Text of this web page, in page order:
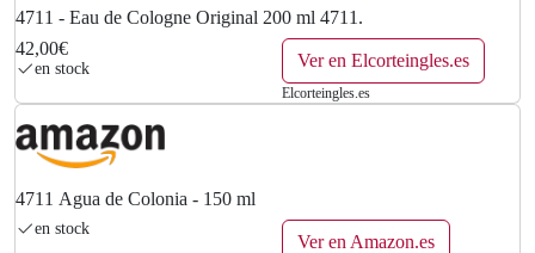
4711 - Eau de Cologne Original 200 ml 4711.
42,00€
en stock Ver en Elcorteingles.es
Elcorteingles.es
4711 Agua de Colonia - 150 ml
en stock
Ver en Amazon.es